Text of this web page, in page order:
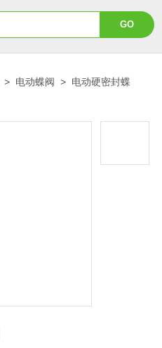
> 电动蝶阀 > 电动硬密封蝶